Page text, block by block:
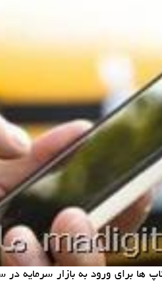
ها برای ورود به بازار